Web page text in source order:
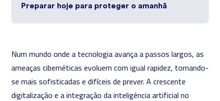
Preparar hoje para proteger o amanhã
Num mundo onde a tecnologia avança a passos largos, as
ameaças cibernéticas evoluem com igual rapidez, tornando-
se mais sofisticadas e difíceis de prever. A crescente
digitalização e a integração dainteligência artificial no